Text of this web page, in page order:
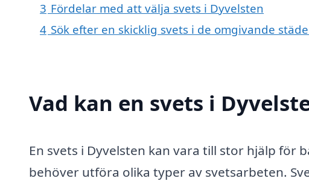
3 Fördelar med att välja svets i Dyvelsten
4 Sök efter en skicklig svets i de omgivande
Vad kan en svets i
En svets i Dyvelsten kan vara till stor hjälp för
behöver utföra olika typer av svetsarbeten.